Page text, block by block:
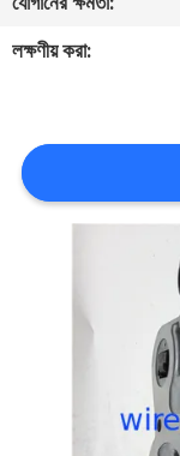
সাইট
ম্যাপ
POLICY
লক্ষণীয় করা: